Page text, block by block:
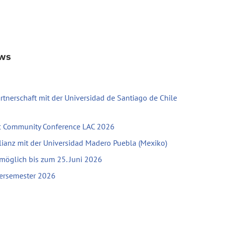
mit der Universidad de Santiago de Chile
Community Conference LAC 2026
mit der Universidad Madero Puebla (Mexiko)
bis zum 25. Juni 2026
2026